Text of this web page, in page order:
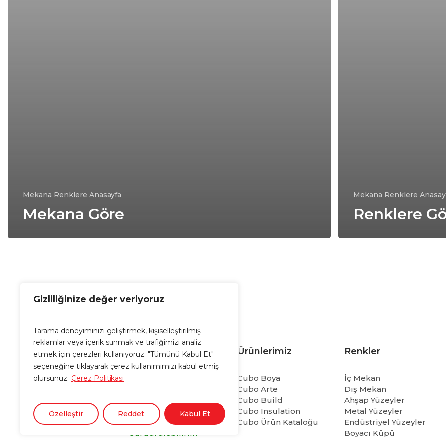
Gizliliğinize değer veriyoruz
Tarama deneyiminizi geliştirmek, kişiselleştirilmiş
reklamlar veya içerik sunmak ve trafiğimizi analiz
etmek için çerezleri kullanıyoruz. "Tümünü Kabul Et"
seçeneğine tıklayarak çerez kullanımımızı kabul etmiş
olursunuz. Çerez Politikası
Özelleştir Reddet Kabul Et
Mekana Renklere Anasayfa
Mekana Göre
Mekana Renklere
Renklere
Kurumsal
Blog
İletişim
Sürdürülebilirlik
Ürünlerimiz
Cubo Boya
Cubo Arte
Cubo Build
Cubo Insulation
Cubo Ürün Kataloğu
Renkler
İç Mekan
Dış Mekan
Ahşap Yüzeyler
Metal Yüzeyler
Endüstriyel Yüzeyler
Boyacı Küpü